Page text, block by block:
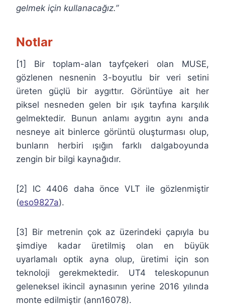
gelmek için kullanacağız.”
Notlar
[1] Bir toplam-alan tayfçekeri olan MUSE,
gözlenen nesnenin 3-boyutlu bir veri setini
üreten güçlü bir aygıttır. Görüntüye ait her
piksel nesneden gelen bir ışık tayfına karşılık
gelmektedir. Bunun anlamı aygıtın aynı anda
nesneye ait binlerce görüntü oluşturması olup,
bunların herbiri ışığın farklı dalgaboyunda
zengin bir bilgi kaynağıdır.
[2] IC 4406 daha önce VLT ile gözlenmiştir
(eso9827a).
[3] Bir metrenin çok az üzerindeki çapıyla bu
şimdiye kadar üretilmiş olan en büyük
uyarlamalı optik ayna olup, üretimi için son
teknoloji gerekmektedir. UT4 teleskopunun
geleneksel ikincil aynasının yerine 2016 yılında
monte edilmiştir (ann16078).